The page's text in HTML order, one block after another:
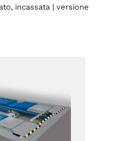
incassata | versione